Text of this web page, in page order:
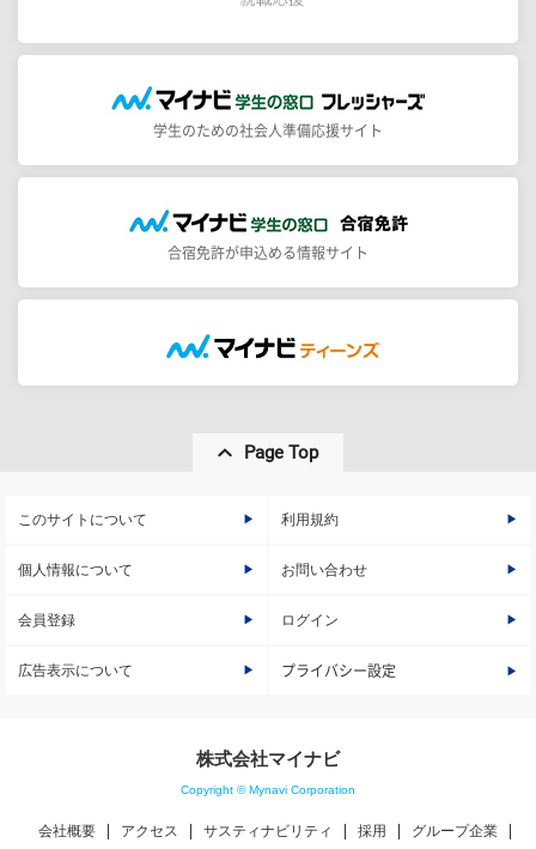
学生のための社会人準備応援サイト
合宿免許が申込める情報サイト
Page Top
このサイトについて 利用規約
個人情報について お問い合わせ
会員登録 ログイン
広告表示について プライバシー設定
株式会社マイナビ
Copyright © Mynavi Corporation
会社概要 アクセス サスティナビリティ 採用 グループ企業